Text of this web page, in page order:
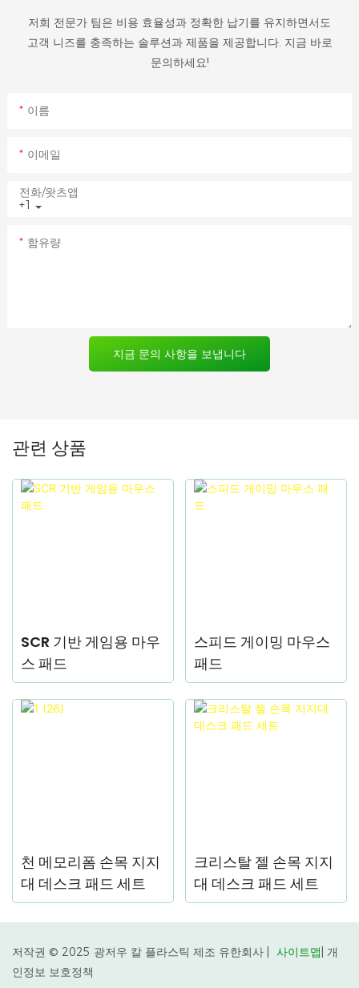
저희 전문가 팀은 비용 효율성과 정확한 납기를 유지하면서도
고객 니즈를 충족하는 솔루션과 제품을 제공합니다. 지금 바로
문의하세요!
이름
이메일
+1
전화/왓츠앱
함유량
지금 문의 사항을 보냅니다
관련 상품
SCR 기반 게임용 마우
스 패드
스피드 게이밍 마우스
패드
천 메모리폼 손목 지지
대 데스크 패드 세트
크리스탈 젤 손목 지지
대 데스크 패드 세트
저작권 © 2025 광저우 칼 플라스틱 제조 유한회사 | 사이트맵 개
인정보 보호정책